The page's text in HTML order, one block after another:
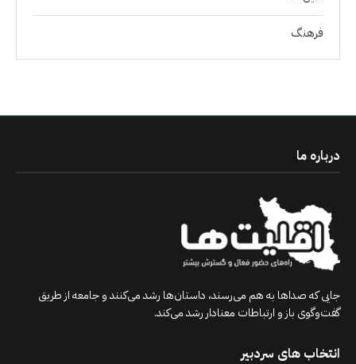
فرهنگ
درباره ما
جایی که صداها به هم می‌رسند، داستان‌ها رشد می‌کنند و جامعه از طریق
گفت‌وگوی باز و ارتباطات معنادار رشد می‌کند.
انتخاب های سردبیر